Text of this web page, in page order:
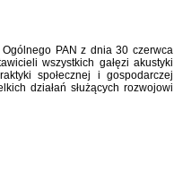
Ogólnego PAN z dnia 30 czerwca
wszystkich gałęzi akustyki
społecznej i gospodarczej
działań służących rozwojowi